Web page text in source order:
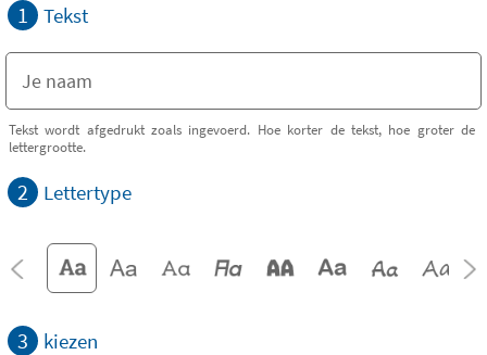
1 Tekst
Tekst wordt afgedrukt zoals ingevoerd. Hoe korter de tekst, hoe groter de
lettergrootte.
2 Lettertype
3 kiezen